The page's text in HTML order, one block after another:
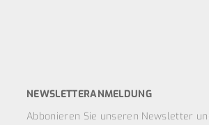
NEWSLETTERANMELDUNG
Abbonieren Sie unseren Newsletter